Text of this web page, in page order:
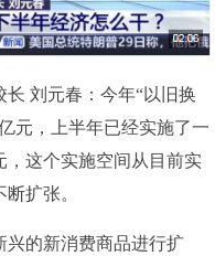
刘元春：今年“以旧换
元，上半年已经实施了一
，这个实施空间从目前实
扩张。
的新消费商品进行扩